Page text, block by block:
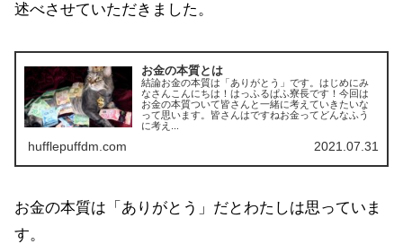
述べさせていただきました。
お金の本質とは
結論お金の本質は「ありがとう」です。はじめにみ
なさんこんにちは！はっふるぱふ寮長です！今回は
お金の本質ついて皆さんと一緒に考えていきたいな
って思います。皆さんはですねお金ってどんなふう
に考え...
hufflepuffdm.com 2021.07.31
お金の本質は「ありがとう」だとわたしは思っていま
す。